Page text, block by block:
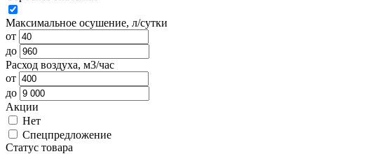
Максимальное осушение, л/сутки
от
до
Расход воздуха, м3/час
от
до
Акции
Нет
Спецпредложение
Статус товара